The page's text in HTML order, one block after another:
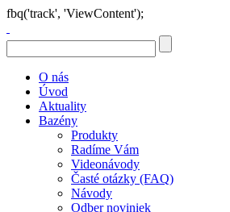
fbq('track', 'ViewContent');
O nás
Úvod
Aktuality
Bazény
Produkty
Radíme Vám
Videonávody
Časté otázky (FAQ)
Návody
Odber noviniek